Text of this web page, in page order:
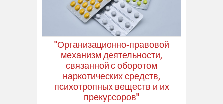
"Организационно-правовой
механизм деятельности,
связанной с оборотом
наркотических средств,
психотропных веществ и их
прекурсоров"